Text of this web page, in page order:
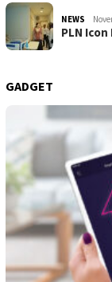
NEWS
PLN
GADGET